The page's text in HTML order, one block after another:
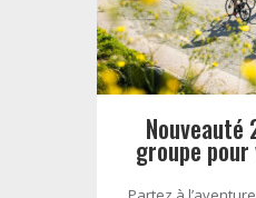
Nouveauté
groupe pour